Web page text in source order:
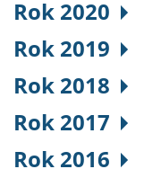
Rok 2020
Rok 2019
Rok 2018
Rok 2017
Rok 2016